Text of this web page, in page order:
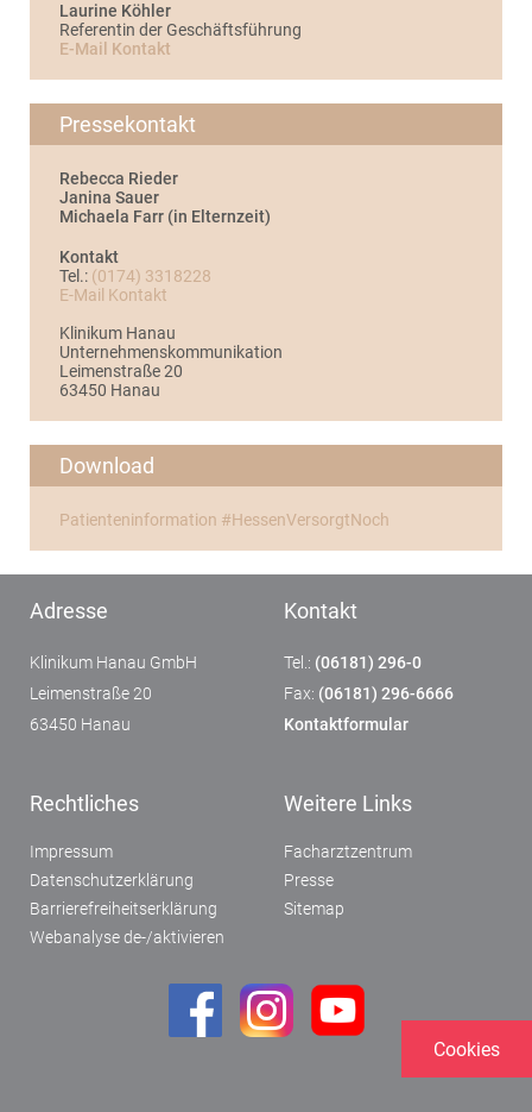
Laurine Köhler
Referentin der Geschäftsführung
E-Mail Kontakt
Pressekontakt
Rebecca Rieder
Janina Sauer
Michaela Farr (in Elternzeit)
Kontakt
Tel.: (0174) 3318228
E-Mail Kontakt
Klinikum Hanau
Unternehmenskommunikation
Leimenstraße 20
63450 Hanau
Download
Patienteninformation #HessenVersorgtNoch
Cookies
Adresse
Klinikum Hanau GmbH
Leimenstraße 20
63450 Hanau
Kontakt
Tel.: (06181) 296-0
Fax: (06181) 296-6666
Kontaktformular
Rechtliches
Impressum
Datenschutzerklärung
Barrierefreiheitserklärung
Webanalyse de-/aktivieren
Weitere Links
Facharztzentrum
Presse
Sitemap